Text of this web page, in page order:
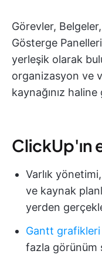
Görevler,
Gösterge
yerleşik olarak
organizasyon ve
kaynağınız haline
ClickUp'ın
Varlık
ve kaynak
yerden
Gantt grafikleri
fazla görünüm